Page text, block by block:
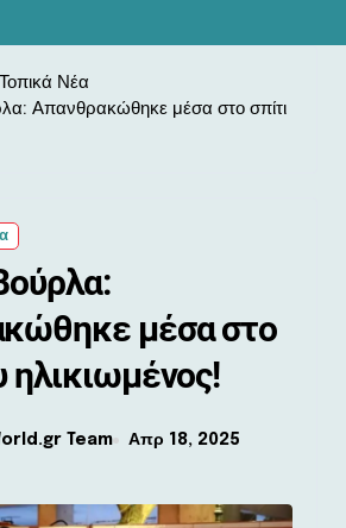
Νέα
Απανθρακώθηκε μέσα στο σπίτι
μέσα στο
ηλικιωμένος!
Team
Απρ 18, 2025